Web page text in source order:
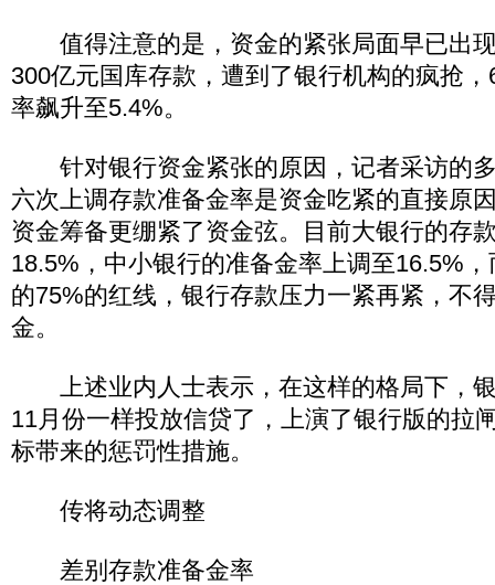
值得注意的是，资金的紧张局面早已出
300亿元国库存款，遭到了银行机构的疯抢
率飙升至5.4%。
针对银行资金紧张的原因，记者采访的
六次上调存款准备金率是资金吃紧的直接原
资金筹备更绷紧了资金弦。目前大银行的存
18.5%，中小银行的准备金率上调至16.5%
的75%的红线，银行存款压力一紧再紧，不
金。
上述业内人士表示，在这样的格局下，
11月份一样投放信贷了，上演了银行版的拉
标带来的惩罚性措施。
传将动态调整
差别存款准备金率